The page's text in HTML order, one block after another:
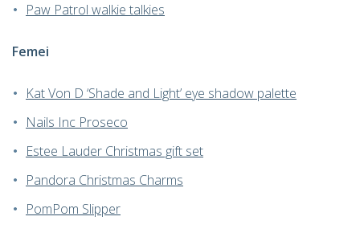
Paw Patrol walkie talkies
Femei
Kat Von D ‘Shade and Light’ eye shadow palette
Nails Inc Proseco
Estee Lauder Christmas gift set
Pandora Christmas Charms
PomPom Slipper